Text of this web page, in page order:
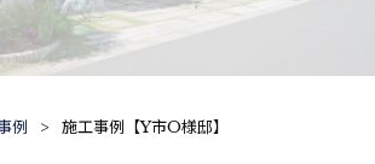
例 > 施工事例【Y市O様邸】